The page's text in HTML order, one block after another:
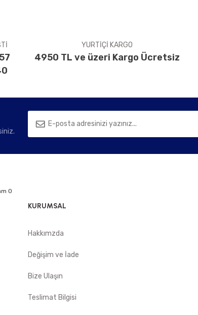
YURTİÇİ KARGO
4950 TL ve üzeri Kargo Ücretsiz
KURUMSAL
Hakkımzda
Değişim ve İade
Bize Ulaşın
Teslimat Bilgisi